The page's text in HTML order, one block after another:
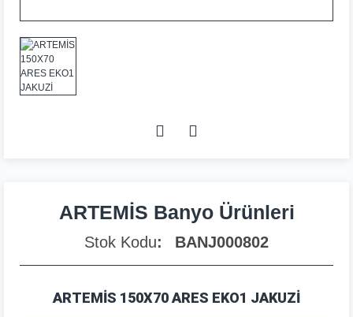
ARTEMİS Banyo Ürünleri
Stok Kodu BANJ000802
ARTEMİS 150X70 ARES EKO1 JAKUZİ